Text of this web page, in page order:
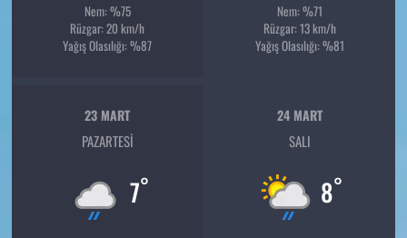
Nem: %75
Rüzgar: 20 km/h
Yağış Olasılığı: %87
Nem: %71
Rüzgar: 13 km/h
Yağış Olasılığı: %81
23 MART
PAZARTESI
7°
24 MART
SALI
8°